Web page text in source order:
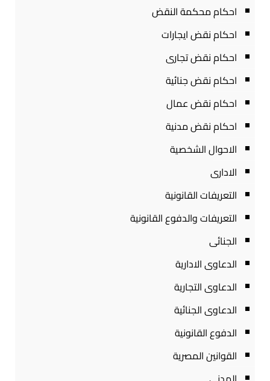
احكام محكمة النقض
احكام نقض ايجارات
احكام نقض تجارى
احكام نقض جنائية
احكام نقض عمال
احكام نقض مدنية
الاحوال الشخصية
الادارى
التعريفات القانونية
التعريفات والدفوع القانونية
الجنائى
الدعاوى الادارية
الدعاوى التجارية
الدعاوى الجنائية
الدفوع القانونية
القوانين المصرية